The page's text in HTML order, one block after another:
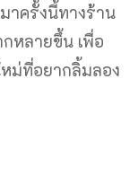
าครั้งนี้ทางร้าน
หลายขึ้น เพื่อ
ม่ที่อยากลิ้มลอง